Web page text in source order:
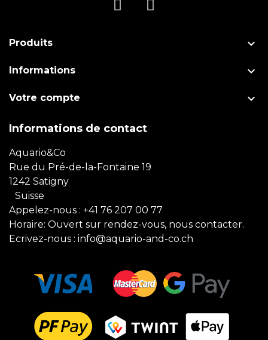
Produits 
Informations 
Votre compte 
Informations de contact
Aquario&Co
Rue du Pré-de-la-Fontaine 19
1242 Satigny
Suisse
Appelez-nous : +41 76 207 00 77
Horaire: Ouvert sur rendez-vous, nous contacter.
Ecrivez-nous : info@aquario-and-co.ch